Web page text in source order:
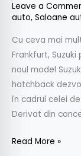
Leave a
auto, Saloane
Cu ceva mai
Frankfurt,
noul model
hatchback
în cadrul celei
Derivat din
Read More »